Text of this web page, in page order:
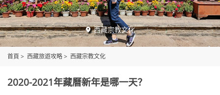
 西藏宗教文化
首頁 > 西藏旅遊攻略> 西藏宗教文化
2020-2021年藏曆新年是哪一天？